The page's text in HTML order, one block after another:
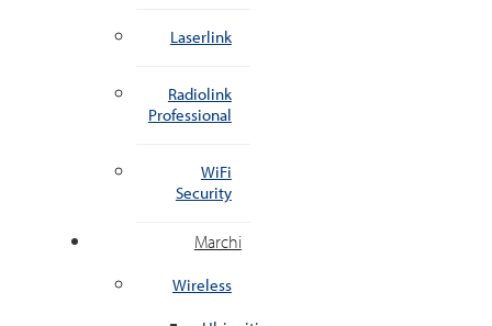
Laserlink
Radiolink
Professional
WiFi
Security
Marchi
Wireless